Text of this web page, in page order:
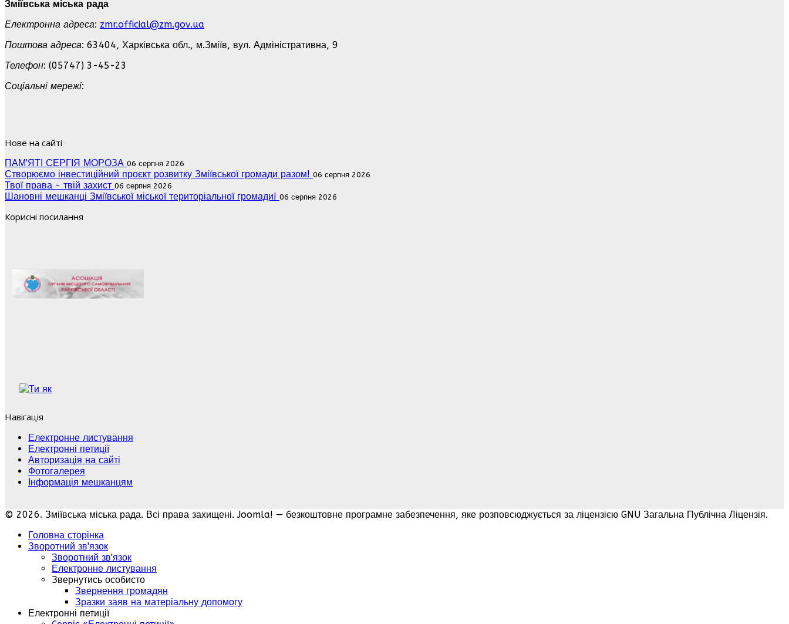
Зміївська міська рада
Електронна адреса: zmr.official@zm.gov.ua
Поштова адреса: 63404, Харківська обл., м.Зміїв, вул. Адміністративна, 9
Телефон: (05747) 3-45-23
Соціальні мережі:
Нове на сайті
ПАМ'ЯТІ СЕРГІЯ МОРОЗА 06 серпня 2026
Створюємо інвестиційний проєкт розвитку Зміївської громади разом! 06 серпня 2026
Твої права - твій захист 06 серпня 2026
Шановні мешканці Зміївської міської територіальної громади! 06 серпня 2026
Корисні посилання
Навігація
Електронне листування
Електронні петиції
Авторизація на сайті
Фотогалерея
Інформація мешканцям
© 2026. Зміївська міська рада. Всі права захищені. Joomla! — безкоштовне програмне забезпечення, яке розповсюджується за ліцензією GNU Загальна Публічна Ліцензія.
Головна сторінка
Зворотний зв'язок
Зворотний зв'язок
Електронне листування
Звернутись особисто
Звернення громадян
Зразки заяв на матеріальну допомогу
Електронні петиції